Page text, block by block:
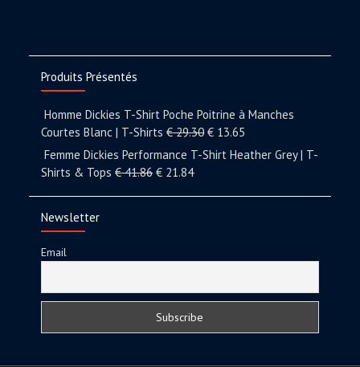
Produits Présentés
Homme Dickies T-Shirt Poche Poitrine à Manches
Courtes Blanc | T-Shirts €29.30 € 13.65
Femme Dickies Performance T-Shirt Heather Grey | T-
Shirts & Tops €41.86 € 21.84
Newsletter
Email